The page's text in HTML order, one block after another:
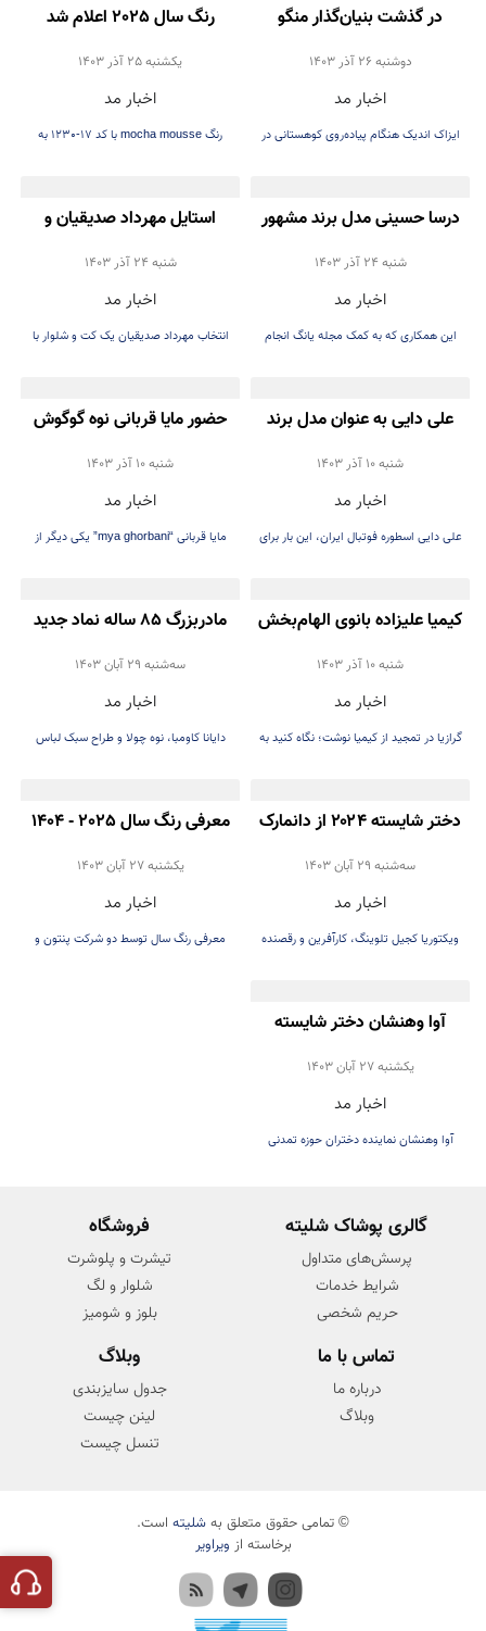
در گذشت بنیان‌گذار منگو
دوشنبه 26 آذر 1403
اخبار مد
ایزاک اندیک هنگام پیاده‌روی کوهستانی در
رنگ سال 2025 اعلام شد
يكشنبه 25 آذر 1403
اخبار مد
رنگ mocha mousse با کد 17-1230 به
درسا حسینی مدل برند مشهور
پوما شدشنبه 24 آذر 1403
اخبار مد
این همکاری که به کمک مجله یانگ انجام
استایل مهرداد صدیقیان و
سمیرا حسن پور در اختتامیه
جشنواره فیلم دریای سرخ
شنبه 24 آذر 1403
اخبار مد
انتخاب مهرداد صدیقیان یک کت و شلوار با
علی دایی به عنوان مدل برند
عینک جلوی دوربین رفت
شنبه 10 آذر 1403
اخبار مد
علی دایی اسطوره فوتبال ایران، این بار برای
حضور مایا قربانی نوه گوگوش
در هفته مد لس آنجلس
شنبه 10 آذر 1403
اخبار مد
مایا قربانی “mya ghorbani” یکی دیگر از
کیمیا علیزاده بانوی الهام‌بخش
سال 2024 شد
شنبه 10 آذر 1403
اخبار مد
گرازیا در تمجید از کیمیا نوشت؛ نگاه کنید به
مادربزرگ ۸۵ ساله نماد جدید
دنیای فشن شد
سه‌شنبه 29 آبان 1403
اخبار مد
دایانا کاومبا، نوه چولا و طراح سبک لباس
دختر شایسته ۲۰۲۴ از دانمارک
سه‌شنبه 29 آبان 1403
اخبار مد
ویکتوریا کجیل تلوینگ، کارآفرین و رقصنده
معرفی رنگ سال 2025 - 1404
يكشنبه 27 آبان 1403
اخبار مد
معرفی رنگ سال توسط دو شرکت پنتون و
آوا وهنشان دختر شایسته
پارسی با لباسی از ایران باستان
در مسابقات میس یونیورس
يكشنبه 27 آبان 1403
اخبار مد
آوا وهنشان نماینده دختران حوزه تمدنی
گالری پوشاک شلیته
پرسش‌های متداول
شرایط خدمات
حریم شخصی
فروشگاه
تیشرت و پلوشرت
شلوار و لگ
بلوز و شومیز
تماس با ما
درباره ما
وبلاگ
وبلاگ
جدول سایزبندی
لینن چیست
تنسل چیست
© تمامی حقوق متعلق به شلیته است.
برخاسته از ویراویر